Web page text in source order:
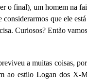
o final), um homem na
considerarmos que ele
Curiosos? Então
a muitas coisas,
ao estilo Logan dos X-